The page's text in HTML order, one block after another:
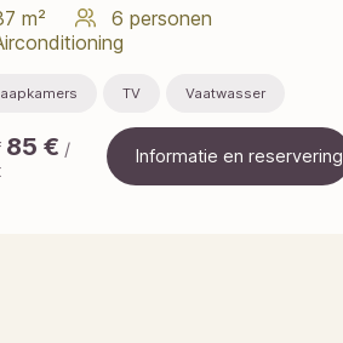
m²
6 personen
TV Vaatwasser
85 € /
Informatie en reservering